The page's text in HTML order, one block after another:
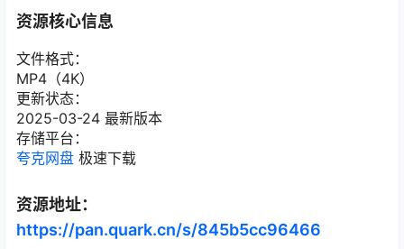
资源核心信息
文件格式：
MP4（4K）
更新状态：
2025-03-24 最新版本
存储平台：
夸克网盘 极速下载
资源地址：
https://pan.quark.cn/s/845b5cc96466